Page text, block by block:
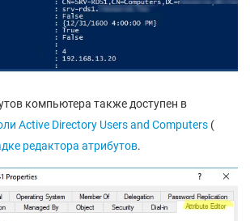
компьютера также доступен в
Active Directory Users and Computers (
редактора атрибутов.